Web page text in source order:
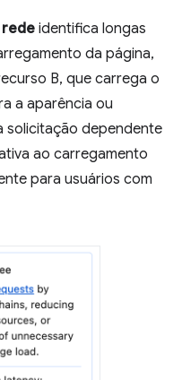
rede identifica longas
da página,
B, que carrega o
a aparência ou
solicitação dependente
ao carregamento
para usuários com